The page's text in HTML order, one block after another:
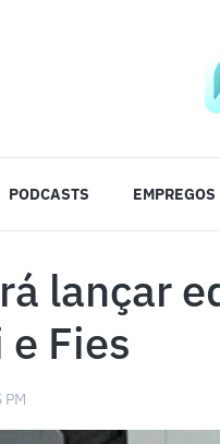
PODCASTS EMPREGOS
lançar
Fies
PM